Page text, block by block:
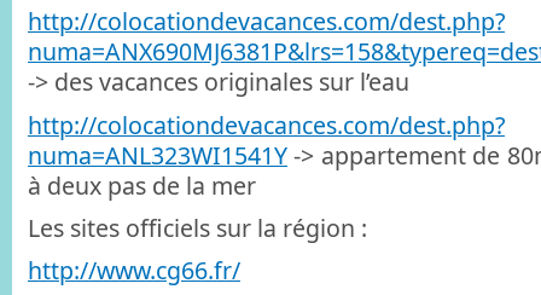
http://colocationdevacances.com/dest.php?
-> des vacances originales sur l’eau
http://colocationdevacances.com/dest.php?
numa=ANL323WI1541Y-> appartement de
à deux pas de la mer
Les sites officiels sur la région :
http://www.cg66.fr/